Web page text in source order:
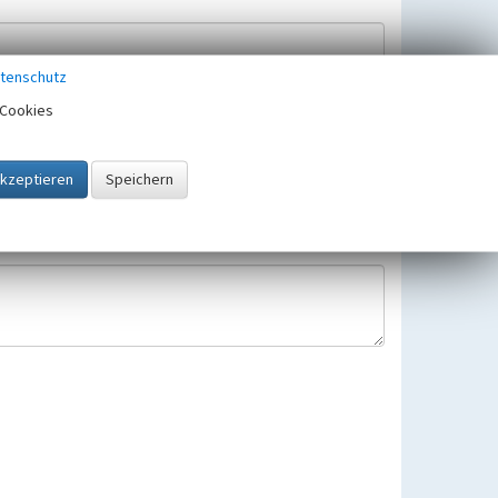
gespeichert und verwendet.
gültigen Europäischen